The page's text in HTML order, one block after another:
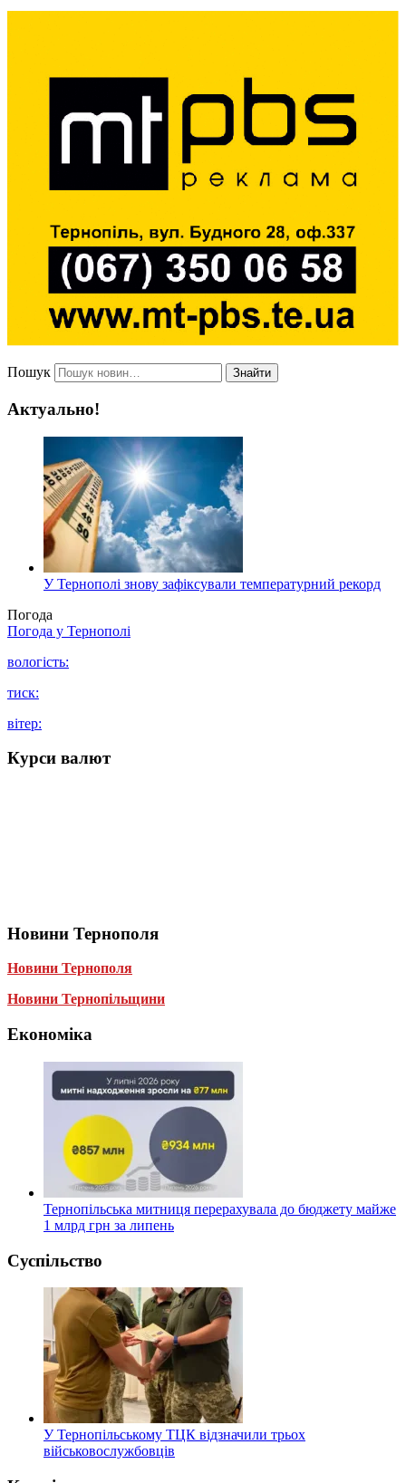
Пошук Знайти
Актуально!
У Тернополі знову зафіксували температурний рекорд
Погода
Погода у Тернополі
вологість:
тиск:
вітер:
Курси валют
Новини Тернополя
Новини Тернополя
Новини Тернопільщини
Економіка
Тернопільська митниця перерахувала до бюджету майже
1 млрд грн за липень
Суспільство
У Тернопільському ТЦК відзначили трьох
військовослужбовців